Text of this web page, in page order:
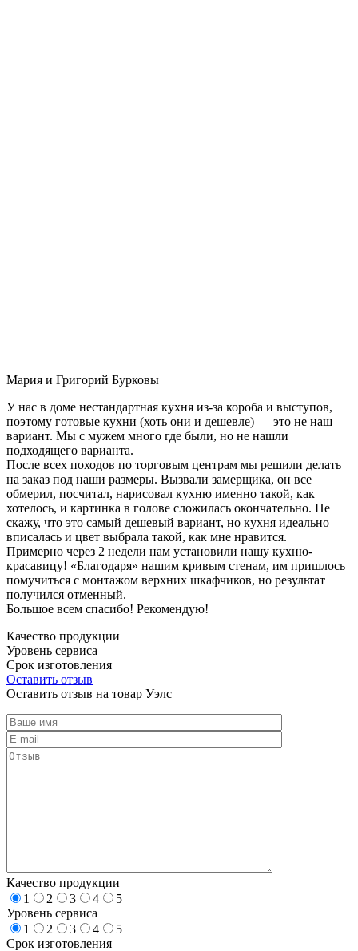
Мария и Григорий Бурковы
У нас в доме нестандартная кухня из-за короба и выступов,
поэтому готовые кухни (хоть они и дешевле) — это не наш
вариант. Мы с мужем много где были, но не нашли
подходящего варианта.
После всех походов по торговым центрам мы решили делать
на заказ под наши размеры. Вызвали замерщика, он все
обмерил, посчитал, нарисовал кухню именно такой, как
хотелось, и картинка в голове сложилась окончательно. Не
скажу, что это самый дешевый вариант, но кухня идеально
вписалась и цвет выбрала такой, как мне нравится.
Примерно через 2 недели нам установили нашу кухню-
красавицу! «Благодаря» нашим кривым стенам, им пришлось
помучиться с монтажом верхних шкафчиков, но результат
получился отменный.
Большое всем спасибо! Рекомендую!
Качество продукции
Уровень сервиса
Срок изготовления
Оставить отзыв
Оставить отзыв на товар Уэлс
Качество продукции
1
2 3 4
5
Уровень сервиса
1
2 3 4
5
Срок изготовления